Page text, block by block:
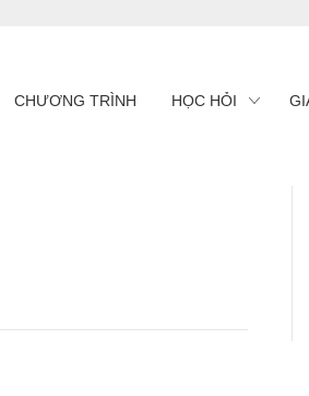
CHƯƠNG TRÌNH HỌC HỎI